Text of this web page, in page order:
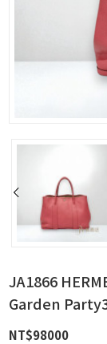
JA1866
Garden
NT$98000